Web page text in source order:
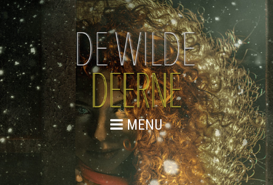
MENU
14 MEI 2018